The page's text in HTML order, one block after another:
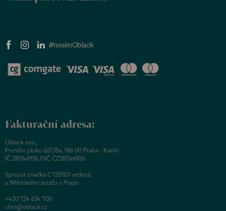
#nosimOblack
Fakturační adresa:
Oblack s.r.o.,
Prvního pluku 621/8a, 186 00 Praha - Karlín
IČ: 28246926, DIČ: CZ28246926
Spisová značka C 135103 vedená
u Městského soudu v Praze
+420 724 634 700
chci@oblack.cz